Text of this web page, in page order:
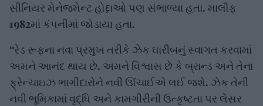
સીનિયર મેનેજમેન્ટ હોદ્દાઓ પણ સંભાળ્યા હતા. માલૌફ
1982માં કંપનીમાં જોડાયા હતા.
“રેડ રૂફના નવા પ્રમુખ તરીકે ઝેક ઘારીબનું સ્વાગત કરવામાં
અમને આનંદ થાય છે, અમને વિશ્વાસ છે કે બ્રાન્ડ અને તેના
ફ્રેન્ચાઇઝ ભાગીદારોને નવી ઊંચાઈએ લઈ જશે. ઝેક તેની
નવી ભૂમિકામાં વૃદ્ધિ અને કામગીરીની ઉત્કૃષ્ટતા પર લેસર